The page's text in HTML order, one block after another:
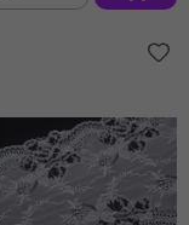
корзину